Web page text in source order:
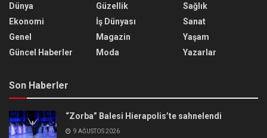
Dünya
Ekonomi
Genel
Güncel Haberler
Güzellik
İş Dünyası
Magazin
Moda
Sağlık
Sanat
Yaşam
Yazarlar
Son Haberler
“Zorba” Balesi Hierapolis’te sahnelendi
9 AĞUSTOS 2026